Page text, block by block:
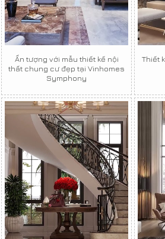
Ấn tượng với mẫu thiết kế nội
thất chung cư đẹp tại Vinhomes
Symphony
Thiết